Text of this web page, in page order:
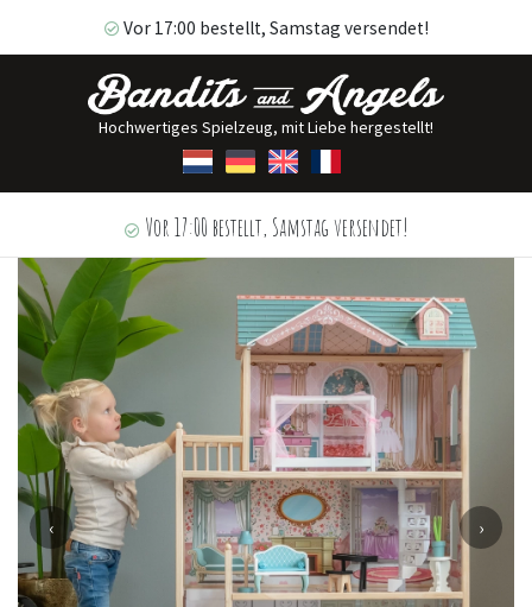
Vor 17:00 bestellt, Samstag versendet!
Hochwertiges Spielzeug, mit Liebe hergestellt!
Vor 17:00 bestellt, Samstag versendet!
‹ ›